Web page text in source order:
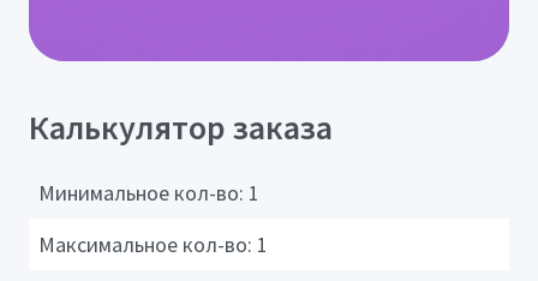
Калькулятор заказа
Минимальное кол-во: 1
Максимальное кол-во: 1